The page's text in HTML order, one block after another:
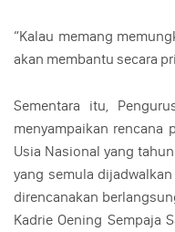
“Kalau memang
akan membantu secara
Sementara itu,
menyampaikan rencana
Usia Nasional yang
yang semula
direncanakan
Kadrie Oening Sempaja